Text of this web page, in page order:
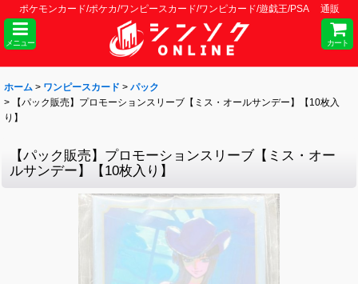
ポケモンカード/ポケカ/ワンピースカード/ワンピカード/遊戯王/PSA 通販
メニュー カート
ホーム > ワンピースカード > パック
>
【パック販売】プロモーションスリーブ【ミス・オールサンデー】【10枚入
り】
【パック販売】プロモーションスリーブ【ミス・オー
ルサンデー】【10枚入り】